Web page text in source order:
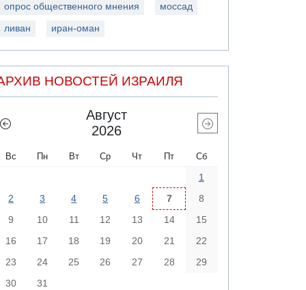
опрос общественного мнения моссад
ливан иран-оман
НОВОСТЕЙ ИЗРАИЛЯ
Август
2026
Вс Пн Вт Ср Чт Пт Сб
1
2
3 4 5 6 7
8
9
10 11 12 13 14
15
16
17 18 19 20 21
22
23
24 25 26 27 28
29
30
31